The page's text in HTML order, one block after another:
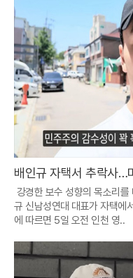
배인규 자택서 추락사…
강경한 보수 성향의 목소리
규 신남성연대 대표가 자택에
에 따르면 5일 오전 인천 영..